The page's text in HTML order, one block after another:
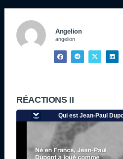
Angelion
angelion
RÉACTIONS II